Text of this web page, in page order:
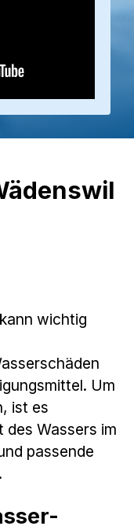
wichtig
Um
ist es
des Wassers im
passende